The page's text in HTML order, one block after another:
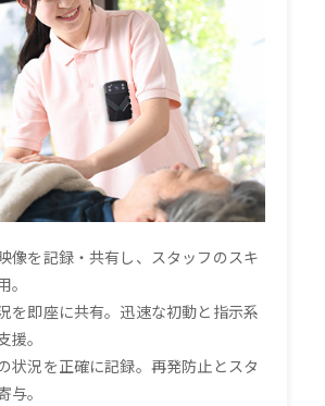
像を記録・共有し、スタッフのスキ
を即座に共有。迅速な初動と指示系
援。
状況を正確に記録。再発防止とスタ
与。